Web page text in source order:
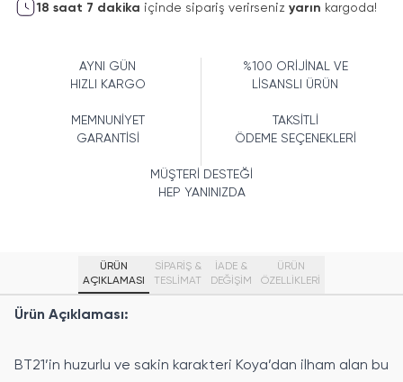
18 saat 7 dakika içinde sipariş verirseniz yarın kargoda!
AYNI GÜN
HIZLI KARGO
%100 ORİJİNAL VE
LİSANSLI ÜRÜN
MEMNUNİYET
GARANTİSİ
TAKSİTLİ
ÖDEME SEÇENEKLERİ
MÜŞTERİ DESTEĞİ
HEP YANINIZDA
ÜRÜN
AÇIKLAMASI
SİPARİŞ &
TESLİMAT
İADE &
DEĞİŞİM
ÜRÜN
ÖZELLIKLERI
Ürün Açıklaması:
BT21’in huzurlu ve sakin karakteri Koya’dan ilham alan bu